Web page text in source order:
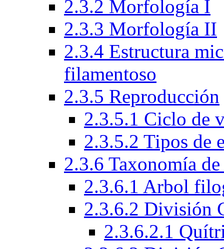
2.3.2 Morfología I
2.3.3 Morfología II
2.3.4 Estructura
filamentoso
2.3.5 Reproducción
2.3.5.1 Ciclo de
2.3.5.2 Tipos de
2.3.6 Taxonomía
2.3.6.1 Arbol
2.3.6.2 División
2.3.6.2.1